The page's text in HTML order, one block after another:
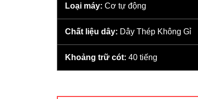
Loại máy: Cơ tự động
Chất liệu dây: Dây Thép Không Gỉ
Khoảng trữ cót: 40 tiếng